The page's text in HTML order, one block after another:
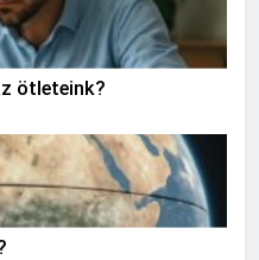
ötleteink?